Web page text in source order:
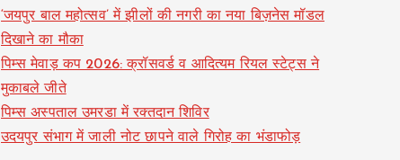
‘जयपुर बाल महोत्सव’ में झीलों की नगरी का नया बिज़नेस मॉडल
दिखाने का मौका
पिम्स मेवाड़ कप 2026: क्रॉसवर्ड व आदित्यम रियल स्टेट्स ने
मुकाबले जीते
पिम्स अस्पताल उमरडा में रक्तदान शिविर
उदयपुर संभाग में जाली नोट छापने वाले गिरोह का भंडाफोड़